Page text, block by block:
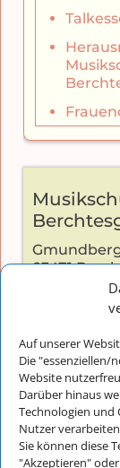
Auf unserer
Die "essenziellen/
Website
Darüber hinaus
Technologien und
Nutzer
Sie können diese
"Akzeptieren"
83471
Kontakt:
Telefon:
E-Mail: